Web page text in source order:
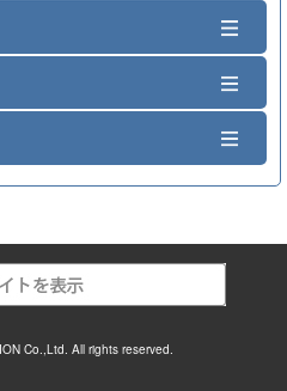
Co.,Ltd. All rights reserved.